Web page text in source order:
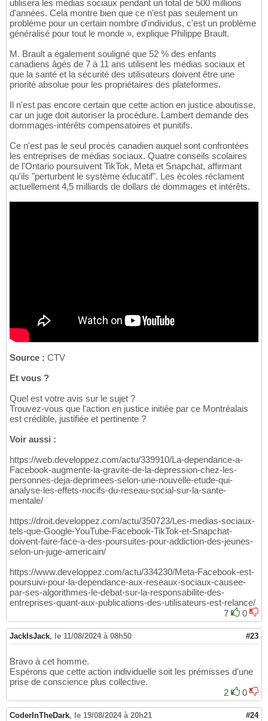
utilisera les médias sociaux pendant un total de 500 millions
d'années. Cela montre bien que ce n'est pas seulement un
problème pour un certain nombre d'individus, c'est un problème
généralisé pour tout le monde », explique Philippe Brault.
M. Brault a également souligné que 52 % des enfants
canadiens âgés de 7 à 11 ans utilisent les médias sociaux et
que la santé et la sécurité des utilisateurs doivent être une
priorité absolue pour les propriétaires des plateformes.
Il n'est pas encore certain que cette action en justice aboutisse,
car un juge doit autoriser la procédure. Lambert demande des
dommages-intérêts compensatoires et punitifs.
Ce n'est pas le seul procès canadien auquel sont confrontées
les entreprises de médias sociaux. Quatre conseils scolaires
de l'Ontario poursuivent TikTok, Meta et Snapchat, affirmant
qu'ils "perturbent le système éducatif". Les écoles réclament
actuellement 4,5 milliards de dollars de dommages et intérêts.
Source : CTV
Et vous ?
Quel est votre avis sur le sujet ?
Trouvez-vous que l'action en justice initiée par ce Montréalais
est crédible, justifiée et pertinente ?
Voir aussi :
https://web.developpez.com/actu/339910/La-dependance-a-
Facebook-augmente-la-gravite-de-la-depression-chez-les-
personnes-deja-deprimees-selon-une-nouvelle-etude-qui-
analyse-les-effets-nocifs-du-reseau-social-sur-la-sante-
mentale/
https://droit.developpez.com/actu/350723/Les-medias-sociaux-
tels-que-Google-YouTube-Facebook-TikTok-et-Snapchat-
doivent-faire-face-a-des-poursuites-pour-addiction-des-jeunes-
selon-un-juge-americain/
https://www.developpez.com/actu/334230/Meta-Facebook-est-
poursuivi-pour-la-dependance-aux-reseaux-sociaux-causee-
par-ses-algorithmes-le-debat-sur-la-responsabilite-des-
entreprises-quant-aux-publications-des-utilisateurs-est-relance/
7
0
JackIsJack, le 11/08/2024 à 08h50 #23
Bravo à cet homme.
Espérons que cette action individuelle soit les prémisses d'une
prise de conscience plus collective.
2
0
CoderInTheDark, le 19/08/2024 à 20h21 #24